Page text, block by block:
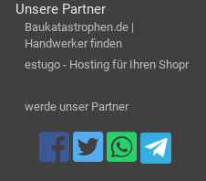
Unsere Partner
Baukatastrophen.de |
Handwerker finden
estugo - Hosting für Ihren Shopr
werde unser Partner